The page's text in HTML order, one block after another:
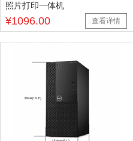
照片打印一体机
¥1096.00 查看详情